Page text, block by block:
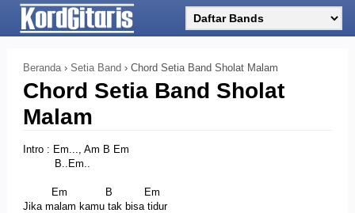
Beranda › Setia Band › Chord Setia Band Sholat Malam
Chord Setia Band Sholat
Malam
Intro : Em..., Am B Em
B..Em..
Em B Em
Jika malam kamu tak bisa tidur